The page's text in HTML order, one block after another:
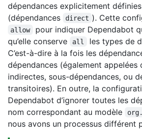
dépendances explicitement
(dépendances
direct ). Cette
allow
pour indiquer Dependabot
qu’elle conserve
all
les types de
C’est-à-dire à la fois les
dépendances (également appelées
indirectes, sous-dépendances, ou
transitoires). En outre, la
Dependabot d’ignorer toutes les
nom correspondant au modèle
nous avons un processus différent